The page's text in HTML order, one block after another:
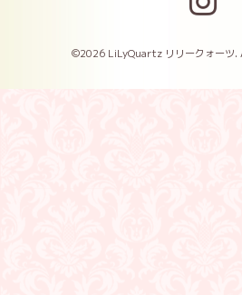
©2026 LiLyQuartz リリークォーツ.